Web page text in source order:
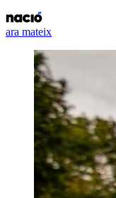
ara mateix